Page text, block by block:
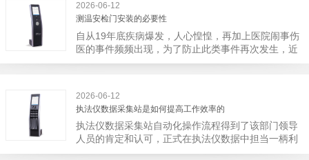
2026-06-12
测温安检门安装的必要性
自从19年底疾病爆发，人心惶惶，再加上医院闹事伤
医的事件频频出现，为了防止此类事件再次发生，近
日，广西南宁市卫建委发出通知，要求当地市属各三
大体只有两个，其一，安装安检门是否会激化矛盾。
其二，安装安检门可以防范于未然。1月6号当天，南
宁市第二医院刚试行安检的首日，检查出10多把各类
刀具和一把管制类刀具。近来伤医事件屡屡发生，安
装安检门可以缓解医生安全感不足的问题，同时安检
2026-06-12
执法仪数据采集站是如何提高工作效率的
执法仪数据采集站自动化操作流程得到了该部门领导
人员的肯定和认可，正式在执法仪数据中担当一柄利
剑。 执法仪数据采集站对于执法仪数据资料的管理